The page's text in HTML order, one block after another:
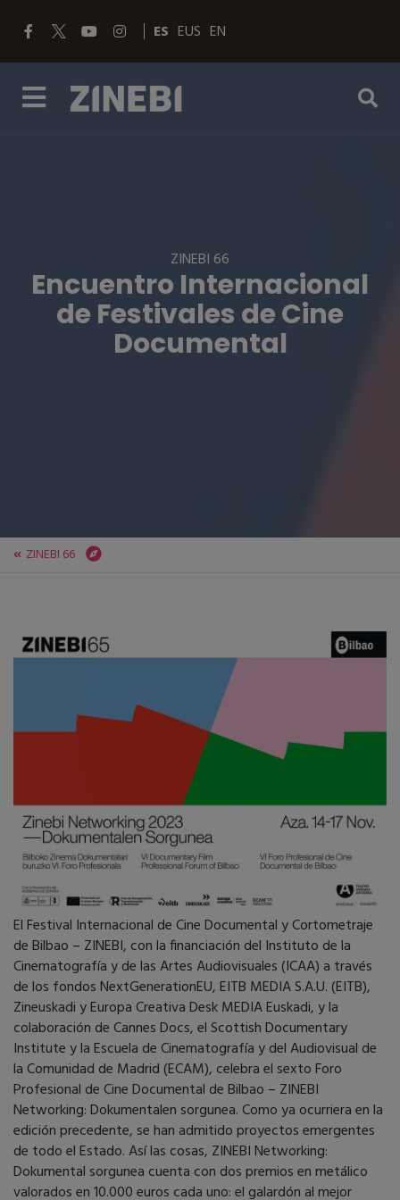
ES EUS EN
ZINEBI 66
Encuentro Internacional
de Festivales de Cine
Documental
ZINEBI 66
El Festival Internacional de Cine Documental y Cortometraje
de Bilbao – ZINEBI, con la financiación del Instituto de la
Cinematografía y de las Artes Audiovisuales (ICAA) a través
de los fondos NextGenerationEU, EITB MEDIA S.A.U. (EITB),
Zineuskadi y Europa Creativa Desk MEDIA Euskadi, y la
colaboración de Cannes Docs, el Scottish Documentary
Institute y la Escuela de Cinematografía y del Audiovisual de
la Comunidad de Madrid (ECAM), celebra el sexto Foro
Profesional de Cine Documental de Bilbao – ZINEBI
Networking: Dokumentalen sorgunea. Como ya ocurriera en la
edición precedente, se han admitido proyectos emergentes
de todo el Estado. Así las cosas, ZINEBI Networking:
Dokumental sorgunea cuenta con dos premios en metálico
valorados en 10.000 euros cada uno: el galardón al mejor